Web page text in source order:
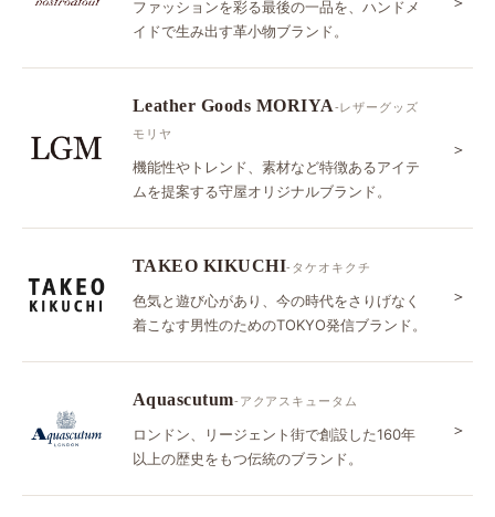
ファッションを彩る最後の一品を、ハンドメ
イドで生み出す革小物ブランド。
Leather Goods MORIYA-レザーグッズ
モリヤ
機能性やトレンド、素材など特徴あるアイテ
ムを提案する守屋オリジナルブランド。
＞
TAKEO KIKUCHI-タケオキクチ
色気と遊び心があり、今の時代をさりげなく
着こなす男性のためのTOKYO発信ブランド。
＞
Aquascutum-アクアスキュータム
ロンドン、リージェント街で創設した160年
以上の歴史をもつ伝統のブランド。
＞